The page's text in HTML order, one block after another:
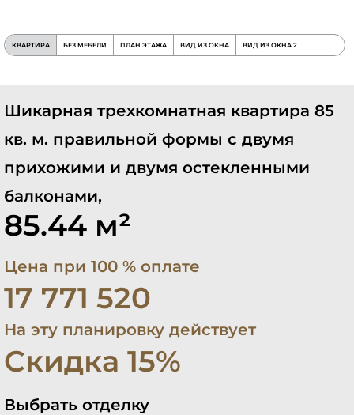
Шикарная трехкомнатная квартира 85
кв. м. правильной формы с двумя
прихожими и двумя остекленными
балконами,
85.44 м²
Цена при 100 % оплате
17 771 520
На эту планировку действует
Скидка 15%
Выбрать отделку
КВАРТИРА БЕЗ МЕБЕЛИ ПЛАН ЭТАЖА ВИД ИЗ ОКНА ВИД ИЗ ОКНА 2